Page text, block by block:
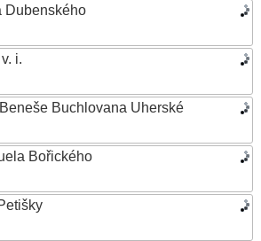
Dubenského
i.
Buchlovana Uherské
Bořického